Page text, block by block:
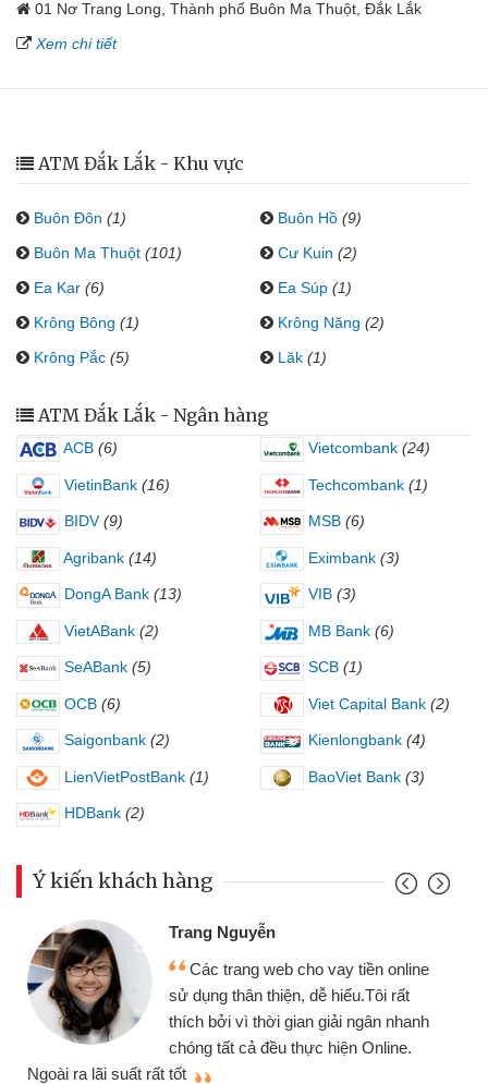
01 Nơ Trang Long, Thành phố Buôn Ma Thuột, Đắk Lắk
Xem chi tiết
ATM Đắk Lắk - Khu vực
Buôn Đôn (1) Buôn Hồ (9)
Buôn Ma Thuột (101) Cư Kuin (2)
Ea Kar (6) Ea Súp (1)
Krông Bông (1) Krông Năng (2)
Krông Pắc (5) Lăk (1)
ATM Đắk Lắk - Ngân hàng
ACB (6) Vietcombank (24)
VietinBank (16) Techcombank (1)
BIDV (9) MSB (6)
Agribank (14) Eximbank (3)
DongA Bank (13) VIB (3)
VietABank (2) MB Bank (6)
SeABank (5) SCB (1)
OCB (6) Viet Capital Bank (2)
Saigonbank (2) Kienlongbank (4)
LienVietPostBank (1) BaoViet Bank (3)
HDBank (2)
Ý kiến khách hàng
trang web cho vay tiền online
thân thiện, dễ hiểu.Tôi rất
vì thời gian giải ngân nhanh
cả đều thực hiện Online.
chiếc xe